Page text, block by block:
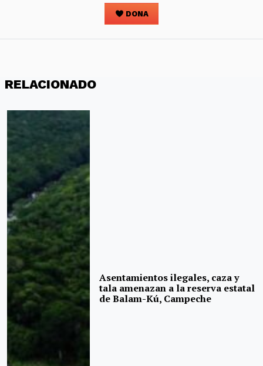
DONA
RELACIONADO
Asentamientos ilegales, caza y
tala amenazan a la reserva estatal
de Balam-Kú, Campeche